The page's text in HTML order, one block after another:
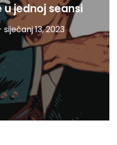
jednoj seansi
siječanj 13, 2023